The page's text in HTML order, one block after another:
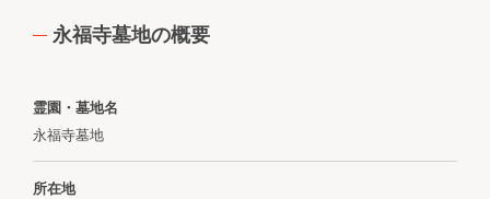
永福寺墓地の概要
霊園・墓地名
永福寺墓地
所在地